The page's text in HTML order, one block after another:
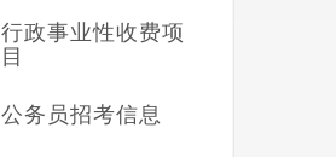
行政事业性收费项
目
公务员招考信息